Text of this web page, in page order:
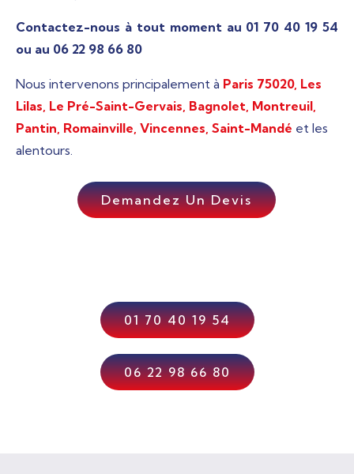
Contactez-nous à tout moment au 01 70 40 19 54
ou au 06 22 98 66 80
Nous intervenons principalement à Paris 75020, Les
Lilas, Le Pré-Saint-Gervais, Bagnolet, Montreuil,
Pantin, Romainville, Vincennes, Saint-Mandé et les
alentours.
Demandez Un Devis
01 70 40 19 54
06 22 98 66 80